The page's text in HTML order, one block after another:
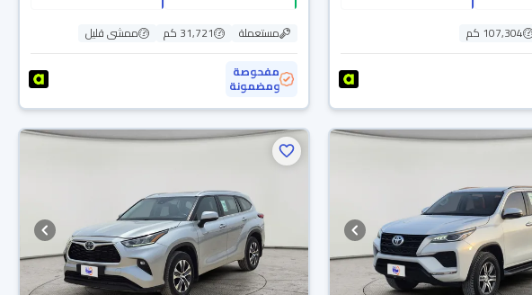
107,304 كم
مستعملة 31,721 كم
ممشى قليل
مفحوصة
ومضمونة